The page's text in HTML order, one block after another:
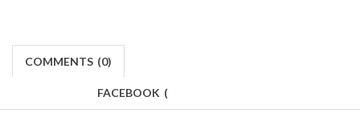
COMMENTS (0)
FACEBOOK (